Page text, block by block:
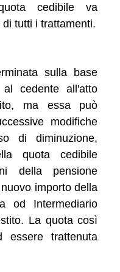
cedibile va
tutti i trattamenti.
sulla base
cedente all'atto
ma essa può
modifiche
di diminuzione,
quota cedibile
della pensione
importo della
od Intermediario
La quota così
essere trattenuta